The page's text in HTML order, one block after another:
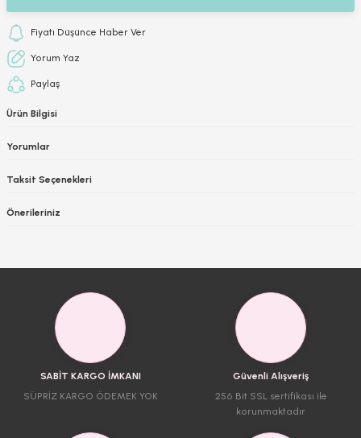
Fiyatı Düşünce Haber Ver
Yorum Yaz
Paylaş
Ürün Bilgisi
Yorumlar
Taksit Seçenekleri
Önerileriniz
SABİT KARGO İMKANI
SÜPRİZ KARGO ÖDEMEK YOK
Güvenli Alışveriş
256 Bit SSL sertifikası ile
korunmaktadır